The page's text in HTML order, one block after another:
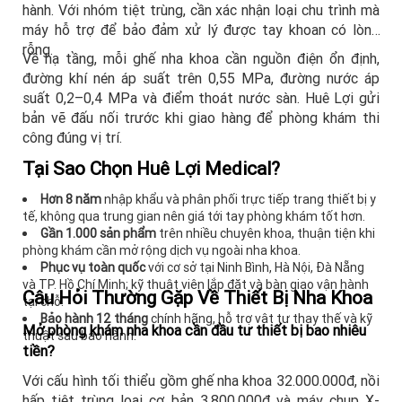
hành. Với nhóm tiệt trùng, cần xác nhận loại chu trình mà
máy hỗ trợ để bảo đảm xử lý được tay khoan có lòng
rỗng.
Về hạ tầng, mỗi ghế nha khoa cần nguồn điện ổn định,
đường khí nén áp suất trên 0,55 MPa, đường nước áp
suất 0,2–0,4 MPa và điểm thoát nước sàn. Huê Lợi gửi
bản vẽ đấu nối trước khi giao hàng để phòng khám thi
công đúng vị trí.
Tại Sao Chọn Huê Lợi Medical?
Hơn 8 nămnhập khẩu và phân phối trực tiếp trang thiết bị y
tế, không qua trung gian nên giá tới tay phòng khám tốt hơn.
Gần 1.000 sản phẩm trên nhiều chuyên khoa, thuận tiện khi
phòng khám cần mở rộng dịch vụ ngoài nha khoa.
Phục vụ toàn quốcvới cơ sở tại Ninh Bình, Hà Nội, Đà Nẵng
và TP. Hồ Chí Minh; kỹ thuật viên lắp đặt và bàn giao vận hành
tại chỗ.
Bảo hành 12 thángchính hãng, hỗ trợ vật tư thay thế và kỹ
thuật sau bảo hành.
Câu Hỏi Thường Gặp Về Thiết Bị Nha Khoa
Mở phòng khám nha khoa cần đầu tư thiết bị bao nhiêu
tiền?
Với cấu hình tối thiểu gồm ghế nha khoa 32.000.000đ, nồi